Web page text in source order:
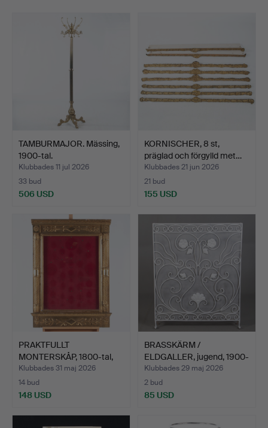
TAMBURMAJOR. Mässing,
1900-tal.
Klubbades 11 jul 2026
33 bud
506 USD
KORNISCHER, 8 st,
präglad och förgylld met…
Klubbades 21 jun 2026
21 bud
155 USD
PRAKTFULLT
MONTERSKÅP, 1800-tal,
stor mode…
Klubbades 31 maj 2026
14 bud
148 USD
BRASSKÄRM /
ELDGALLER, jugend, 1900-
talets…
Klubbades 29 maj 2026
2 bud
85 USD